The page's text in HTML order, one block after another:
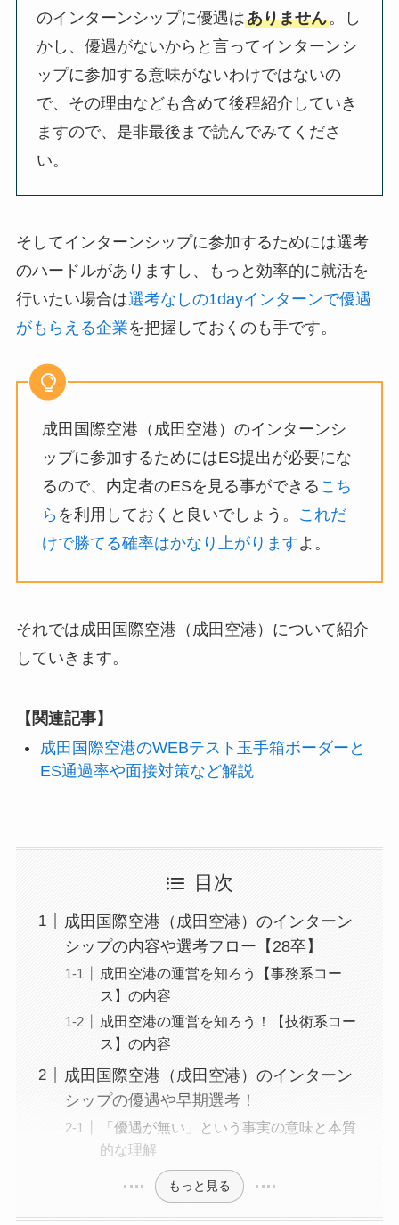
のインターンシップに優遇はありません。し
かし、優遇がないからと言ってインターンシ
ップに参加する意味がないわけではないの
で、その理由なども含めて後程紹介していき
ますので、是非最後まで読んでみてくださ
い。
そしてインターンシップに参加するためには選考
のハードルがありますし、もっと効率的に就活を
行いたい場合は選考なしの1dayインターンで優遇
がもらえる企業を把握しておくのも手です。
成田国際空港（成田空港）のインターンシ
ップに参加するためにはES提出が必要にな
るので、内定者のESを見る事ができる こち
ら を利用しておくと良いでしょう。
これだ
けで勝てる確率はかなり上がりますよ。
それでは成田国際空港（成田空港）について紹介
していきます。
【関連記事】
成田国際空港のWEBテスト玉手箱ボーダーと
ES通過率や面接対策など解説
目次
成田国際空港（成田空港）のインターン
シップの内容や選考フロー【28卒】
成田空港の運営を知ろう【事務系コー
ス】の内容
成田空港の運営を知ろう！【技術系コー
ス】の内容
成田国際空港（成田空港）のインターン
シップの優遇や早期選考！
「優遇が無い」という事実の意味と本質
的な理解
もっと見る